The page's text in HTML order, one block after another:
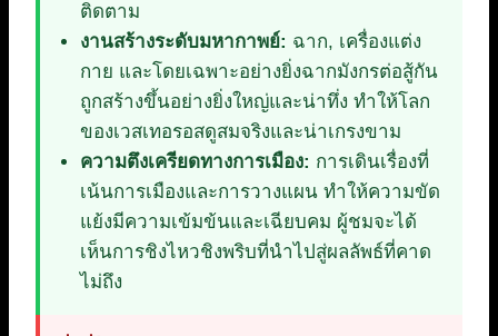
ติดตาม
งานสร้างระดับมหากาพย์: ฉาก, เครื่องแต่ง
กาย และโดยเฉพาะอย่างยิ่งฉากมังกรต่อสู้กัน
ถูกสร้างขึ้นอย่างยิ่งใหญ่และน่าทึ่ง ทำให้โลก
ของเวสเทอรอสดูสมจริงและน่าเกรงขาม
ความตึงเครียดทางการเมือง: การเดินเรื่องที่
เน้นการเมืองและการวางแผน ทำให้ความขัด
แย้งมีความเข้มข้นและเฉียบคม ผู้ชมจะได้
เห็นการชิงไหวชิงพริบที่นำไปสู่ผลลัพธ์ที่คาด
ไม่ถึง